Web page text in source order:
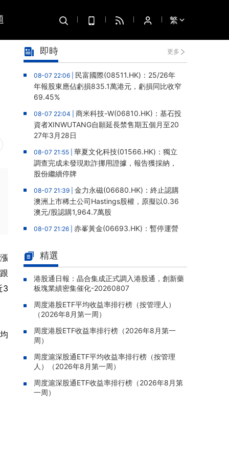
繁
3
即時 更多
08-07 22:06 | 民富國際(08511.HK)：25/26年
年報股東應佔虧損835.1萬港元，虧損同比收窄
69.45%
08-07 22:04 | 商米科技-W(06810.HK)：基石投
資者XINWUTANG自願延長禁售期五個月至20
27年3月28日
08-07 21:55 | 華夏文化科技(01566.HK)：獨立
調查完成未發現欺詐挪用證據，報告獲採納，
股份繼續停牌
08-07 21:39 | 金力永磁(06680.HK)：終止認購
澳洲上市稀土公司Hastings股權，原擬以0.36
澳元/股認購1,964.7萬股
08-07 21:26 | 赤峯黃金(06693.HK)：暫停運營
人民幣5,406萬元
08-07 20:07 |靈寶黃金(03330.HK)：新疆哈巴
河勘查取得重大進展，保有金金屬量由13.20噸
躍升至53.94噸
08-07 20:04 |迅策(03317.HK)：與天合算力訂
立戰略合作備忘，共探能源垂類大模型與Toke
n工廠商業化
08-07 20:02 |
中國泛半導體IMSS市場排名第三
08-07 19:47 | 浙能邁領綠航二次遞表港交所，爲
全球領先的綠色航運設備和系統提供商
08-07 19:09 |
精選
港股通日報：晶合集成正式調入港股通，創新藥
板塊業績密集催化-20260807
周度港股ETF平均收益率排行榜（按管理人）
（2026年8月第一周）
周度港股ETF收益率排行榜（2026年8月第一
周）
周度滬深股通ETF平均收益率排行榜（按管理
人）（2026年8月第一周）
周度滬深股通ETF收益率排行榜（2026年8月第
一周）